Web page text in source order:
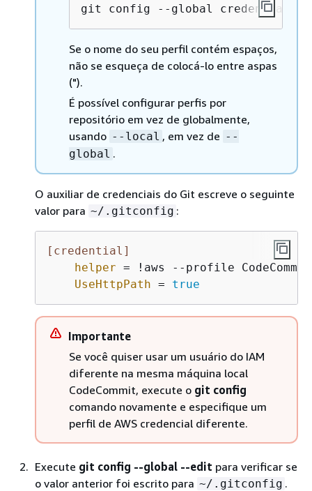
git config --global
Se o nome do seu perfil contém espaços,
não se esqueça de colocá-lo entre aspas
(").
É possível configurar perfis por
repositório em vez de globalmente,
usando --local , em vez de --
global .
O auxiliar de credenciais do Git escreve o seguinte
valor para ~/.gitconfig :
[credential]
helper = !aws --profile
UseHttpPath = true
Importante
Se você quiser usar um usuário do IAM
diferente na mesma máquina local
CodeCommit, execute o git config
comando novamente e especifique um
perfil de AWS credencial diferente.
Execute git config --global --edit para verificar se
o valor anterior foi escrito para ~/.gitconfig .